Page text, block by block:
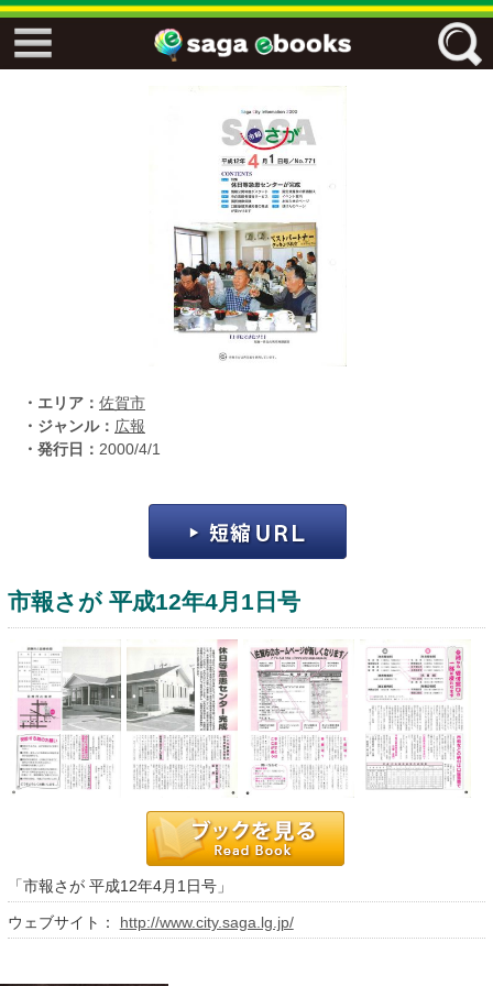
ジャンル
エリア
・エリア： 佐賀市
・ジャンル： 広報
・発行日： 2000/4/1
市報さが 平成12年4月1日号
「市報さが 平成12年4月1日号」
ウェブサイト： http://www.city.saga.lg.jp/
↓↓ ebooks専用本棚 ↓↓
運営：福博印刷
saga ebooksとは
よくある質問
サイトマップ